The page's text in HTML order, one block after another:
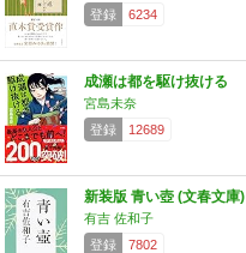
登録
6234
成瀬は都を駆け抜ける
宮島未奈
登録
12689
新装版 青い壺 (文春文庫)
有吉 佐和子
登録
7802